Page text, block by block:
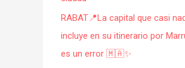
RABAT📍La capital que casi
incluye en su itinerario por
es un error 🇲🇦✨